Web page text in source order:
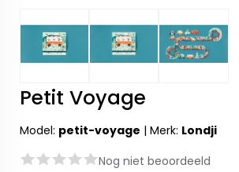
Petit Voyage
Model: petit-voyage | Merk: Londji
Nog niet beoordeeld